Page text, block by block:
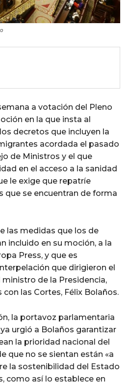
a votación del Pleno
en la que insta al
decretos que incluyen la
acordada el pasado
de Ministros y el que
en el acceso a la sanidad
le exige que repatríe
que se encuentran de forma
las medidas que los de
incluido en su moción, a la
Press, y que es
que dirigieron el
de la Presidencia,
con las Cortes, Félix Bolaños.
la portavoz parlamentaria
urgió a Bolaños garantizar
la prioridad nacional del
que no se sientan están «a
la sostenibilidad del Estado
como así lo establece en